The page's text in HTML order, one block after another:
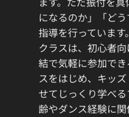
になるのか」「ど
指導を行っています。
クラスは、初心者
結で気軽に参加で
スをはじめ、キッ
せてじっくり学べ
齢やダンス経験に